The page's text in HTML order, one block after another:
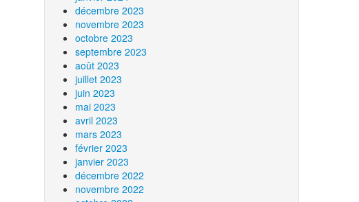
décembre 2023
novembre 2023
octobre 2023
septembre 2023
août 2023
juillet 2023
juin 2023
mai 2023
avril 2023
mars 2023
février 2023
janvier 2023
décembre 2022
novembre 2022